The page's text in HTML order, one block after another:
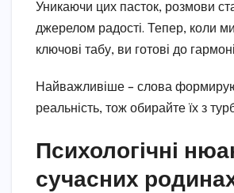
Уникаючи цих пасток, розмови
джерелом радості. Тепер, коли
ключові табу, ви готові до
Найважливіше – слова
реальність, тож обирайте їх з
Психологічні
сучасних